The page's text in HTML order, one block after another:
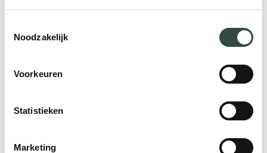
Noodzakelijk
Voorkeuren
Statistieken
Marketing
duurzaamheid verbeteren.Cornelius,
ethische training een katalysator is voor
verantwoord ondernemen. Essenburgh
evicence based leiderschapstrainingen
Wees transparant